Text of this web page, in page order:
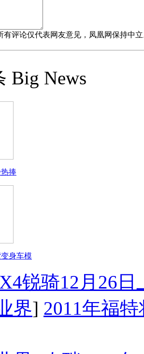
有评论仅代表网友意见，凤凰网保持中
Big News
捧
身车模
锐骑12月26
界] 2011年福